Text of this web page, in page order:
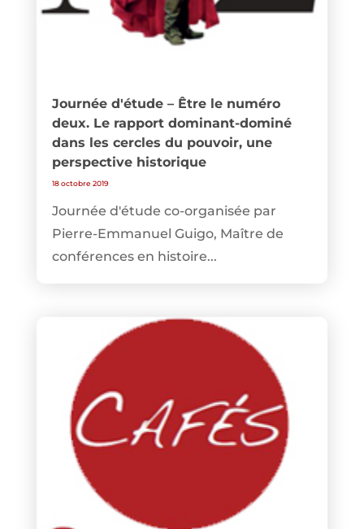
Journée d'étude – Être le numéro
deux. Le rapport dominant-dominé
dans les cercles du pouvoir, une
perspective historique
18 octobre 2019
Journée d'étude co-organisée par
Pierre-Emmanuel Guigo, Maître de
conférences en histoire...